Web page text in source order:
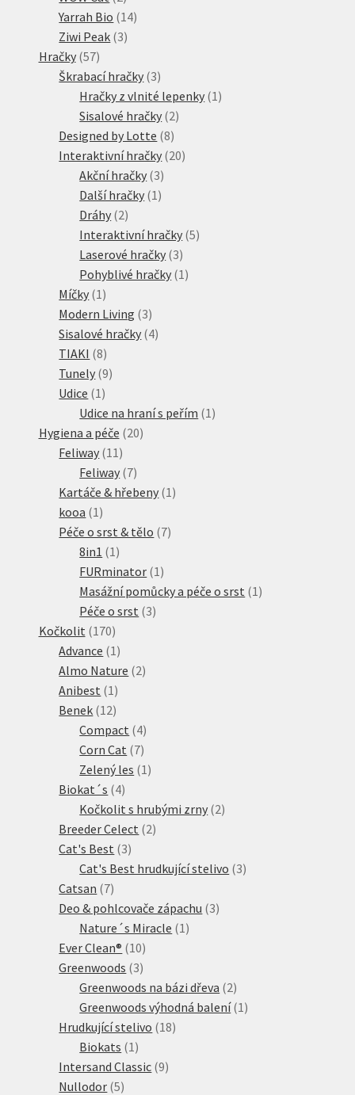
produkty
Yarrah Bio 1414
Ziwi Peak 33
Hračky 5757
produktů
Škrabací hračky 33
produkty
Hračky z vlnité lepenky 1 1
Sisalové hračky 22
Designed by Lotte 88
produktů
Interaktivní hračky 2020
Akční hračky 33
produkty
Další hračky 1 1
Dráhy 22
produkty
Interaktivní hračky 55
Laserové hračky 33
produkty
Pohyblivé hračky 1 1
Míčky 1 1
produkt
Modern Living 33
produkty
Sisalové hračky 44
TIAKI 88
produktů
Tunely 99
Udice 1 1
produkt
Udice na hraní s peřím 1 1
Hygiena a péče 2020
Feliway 11 11
produktů
Feliway 77
produktů
Kartáče & hřebeny 1 1
kooa 1 1
produkt
Péče o srst & tělo 77
8in1 1 1
produkt
FURminator 1 1
produkt
Masážní pomůcky a péče o srst 1 1
Péče o srst 33
Kočkolit 170170
produktů
Advance 1 1
produkt
Almo Nature 22
Anibest 1 1
produkt
Benek 1212
produktů
Compact 44
produkty
Corn Cat 77
produktů
Zelený les 1 1
Biokat´s 44
produkty
Kočkolit s hrubými zrny 22
Breeder Celect 22
Cat's Best 33
produkty
Cat's Best hrudkující stelivo 33
Catsan 77
produktů
Deo & pohlcovače zápachu 33
Nature´s Miracle 1 1
Ever Clean® 1010
produktů
Greenwoods 33
produkty
Greenwoods na bázi dřeva 22
produkty
Greenwoods výhodná balení 1 1
Hrudkující stelivo 1818
Biokats 1 1
produkt
Intersand Classic 99
Nullodor 55